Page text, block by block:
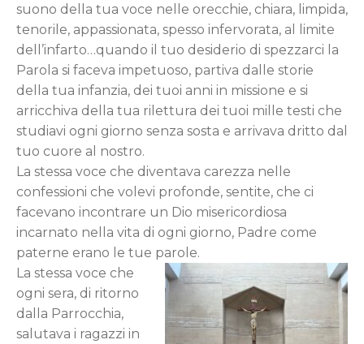
suono della tua voce nelle orecchie, chiara, limpida,
tenorile, appassionata, spesso infervorata, al limite
dell’infarto…quando il tuo desiderio di spezzarci la
Parola si faceva impetuoso, partiva dalle storie
della tua infanzia, dei tuoi anni in missione e si
arricchiva della tua rilettura dei tuoi mille testi che
studiavi ogni giorno senza sosta e arrivava dritto dal
tuo cuore al nostro.
La stessa voce che diventava carezza nelle
confessioni che volevi profonde, sentite, che ci
facevano incontrare un Dio misericordiosa
incarnato nella vita di ogni giorno, Padre come
paterne erano le tue parole.
La stessa voce che
ogni sera, di ritorno
dalla Parrocchia,
salutava i ragazzi in